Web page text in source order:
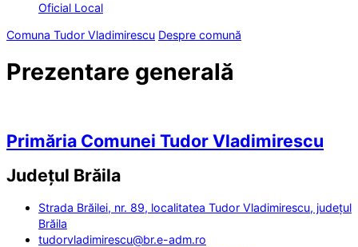
Oficial Local
Comuna Tudor Vladimirescu Despre comună
Prezentare generală
Primăria Comunei Tudor Vladimirescu
Județul Brăila
Strada Brăilei, nr. 89, localitatea Tudor Vladimirescu, județul
Brăila
tudorvladimirescu@br.e-adm.ro